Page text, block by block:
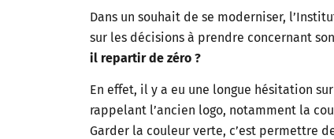
Dans un souhait de se moderniser,
sur les décisions à prendre concernant
il repartir de zéro ?
En effet, il y a eu une longue hésitation
rappelant l’ancien logo, notamment la
Garder la couleur verte, c’est permettre